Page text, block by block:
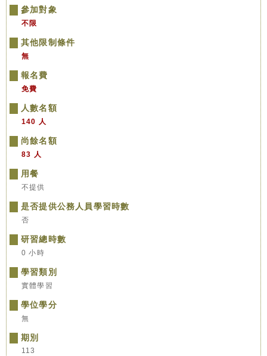
參加對象
不限
其他限制條件
無
報名費
免費
人數名額
140 人
尚餘名額
83 人
用餐
不提供
是否提供公務人員學習時數
否
研習總時數
0 小時
學習類別
實體學習
學位學分
無
期別
113